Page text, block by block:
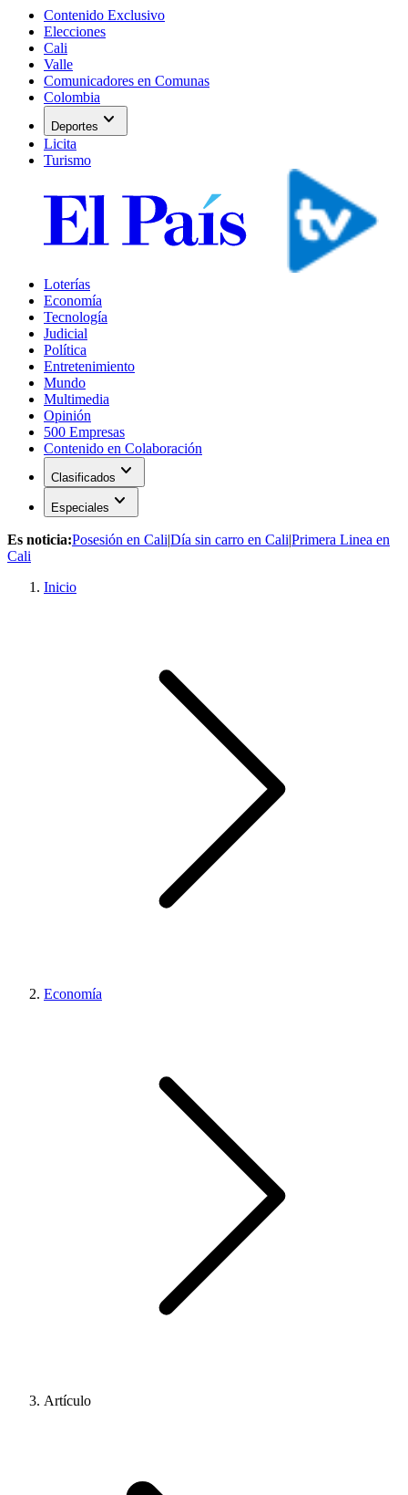
Contenido Exclusivo
Elecciones
Cali
Valle
Comunicadores en Comunas
Colombia
Deportes expand_more
Licita
Turismo
Loterías
Economía
Tecnología
Judicial
Política
Entretenimiento
Mundo
Multimedia
Opinión
500 Empresas
Contenido en Colaboración
Clasificados expand_more
Especiales expand_more
Es noticia:Posesión en Cali|Día sin carro en Cali|Primera Linea en
Cali
Inicio
Economía
Artículo